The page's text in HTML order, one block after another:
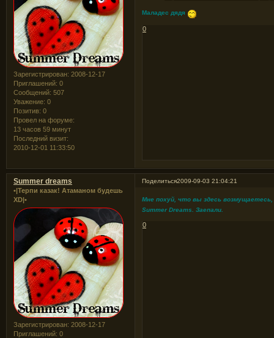
Зарегистрирован: 2008-12-17
Приглашений: 0
Сообщений: 507
Уважение: 0
Позитив: 0
Провел на форуме:
13 часов 59 минут
Последний визит:
2010-12-01 11:33:50
Маладес дядя
0
Поделиться2009-09-03 21:04:21
Summer dreams
•|Терпи казак! Атаманом будешь
XD|•
Зарегистрирован: 2008-12-17
Приглашений: 0
Мне похуй, что вы здесь
Summer Dreams. Заепали.
0